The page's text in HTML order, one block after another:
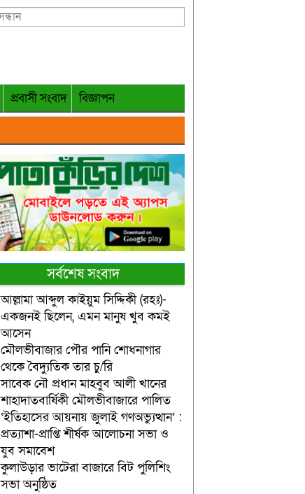
প্রবাসী সংবাদ
বিজ্ঞাপন
সর্বশেষ সংবাদ
আল্লামা আব্দুল কাইয়ুম সিদ্দিকী (রহঃ)-
একজনই ছিলেন, এমন মানুষ খুব কমই
আসেন
মৌলভীবাজার পৌর পানি শোধনাগার
থেকে বৈদ্যুতিক তার চু/রি
সাবেক নৌ প্রধান মাহবুব আলী খানের
শাহাদাতবার্ষিকী মৌলভীবাজারে পালিত
‘ইতিহাসের আয়নায় জুলাই গণঅভ্যুত্থান’ :
প্রত্যাশা-প্রাপ্তি শীর্ষক আলোচনা সভা ও
যুব সমাবেশ
কুলাউড়ার ভাটেরা বাজারে বিট পুলিশিং
সভা অনুষ্ঠিত